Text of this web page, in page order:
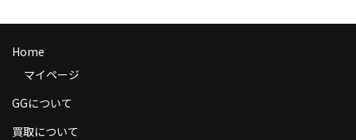
Help
送料
Home
マイページ
GGについて
買取について